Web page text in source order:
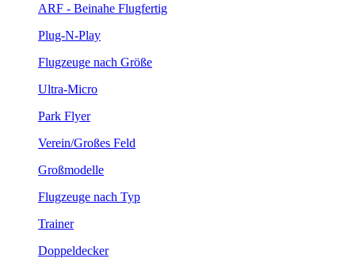
ARF - Beinahe Flugfertig
Plug-N-Play
Flugzeuge nach Größe
Ultra-Micro
Park Flyer
Verein/Großes Feld
Großmodelle
Flugzeuge nach Typ
Trainer
Doppeldecker